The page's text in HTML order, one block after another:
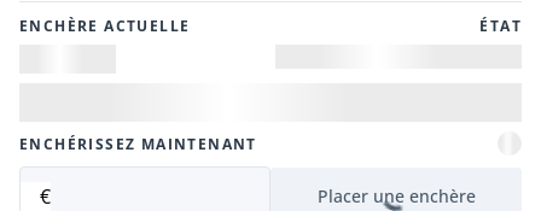
ENCHÈRE ACTUELLE ÉTAT
ENCHÉRISSEZ MAINTENANT
€ Placer une enchère